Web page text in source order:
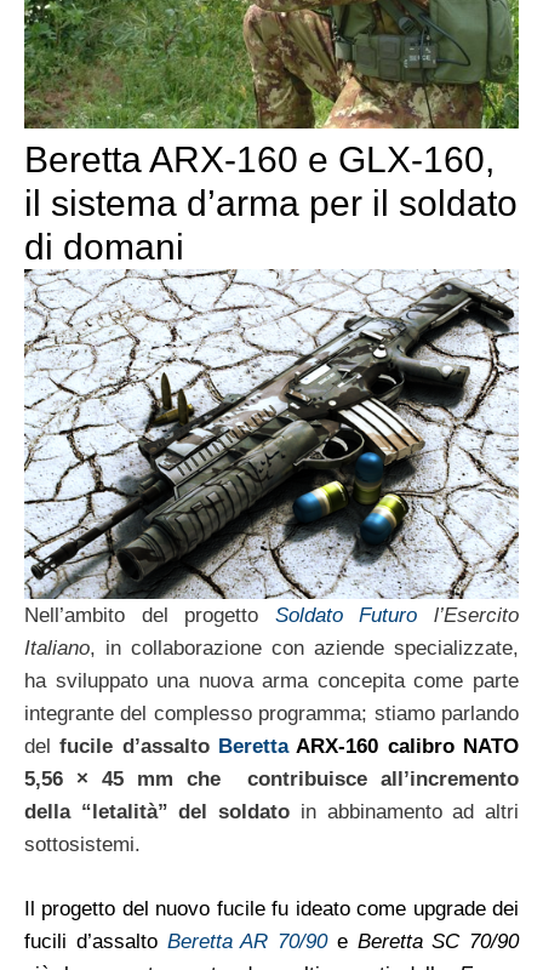
Beretta ARX-160 e GLX-160,
il sistema d’arma per il soldato
di domani
Nell’ambito del progetto Soldato Futuro l’Esercito
Italiano, in collaborazione con aziende specializzate,
ha sviluppato una nuova arma concepita come parte
integrante del complesso programma; stiamo parlando
delfucile d’assalto BerettaARX-160 calibro NATO
5,56 × 45 mm che contribuisce all’incremento
della “letalità” del soldato in abbinamento ad altri
sottosistemi.
Il progetto del nuovo fucile fu ideato come upgrade dei
fucili d’assalto BerettaAR 70/90e BerettaSC 70/90